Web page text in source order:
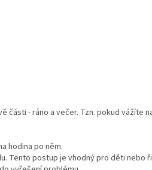
- ráno a večer. Tzn. pokud vážíte
hodina po něm.
Tento postup je vhodný pro děti nebo